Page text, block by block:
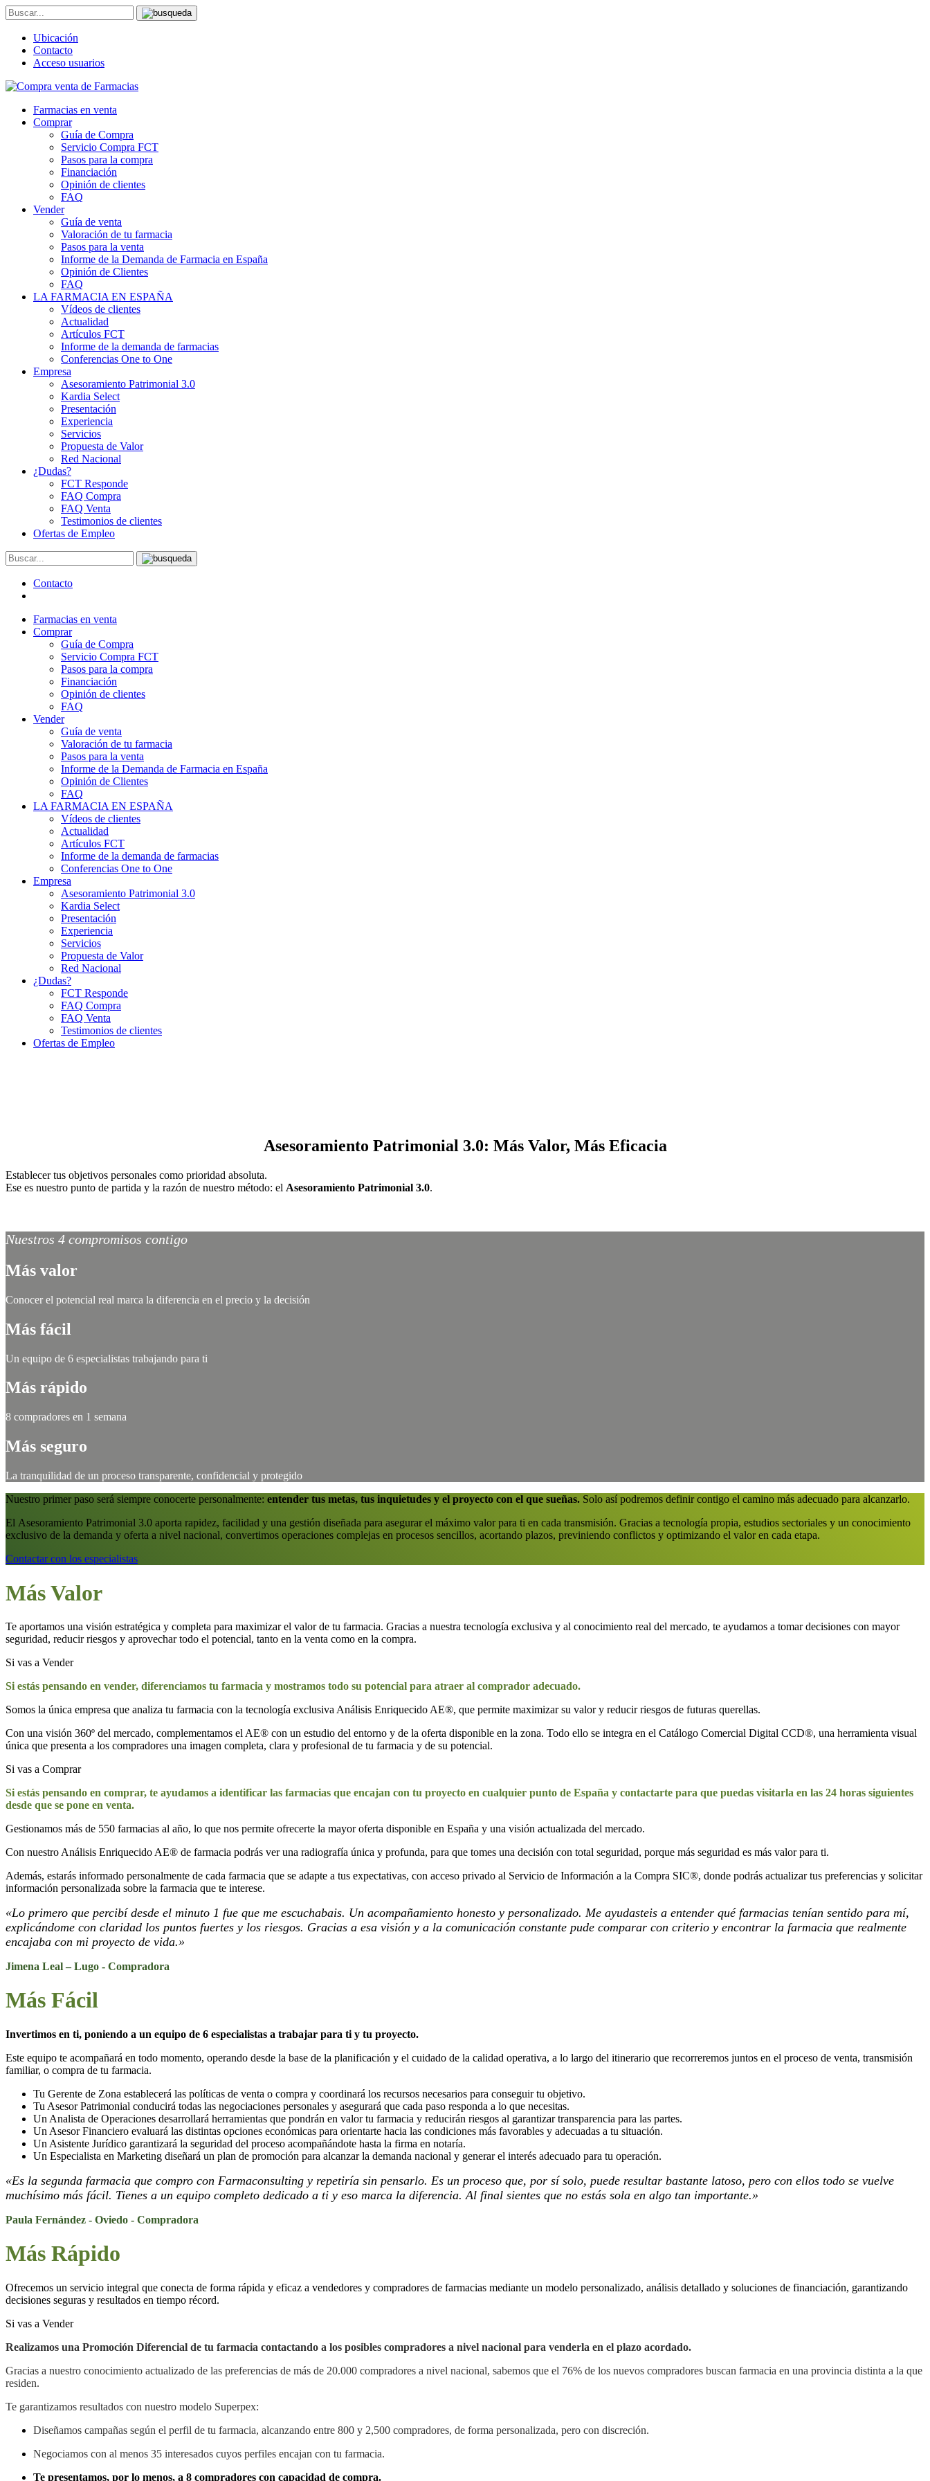
Ubicación
Contacto
Acceso usuarios
Farmacias en venta
Comprar
Guía de Compra
Servicio Compra FCT
Pasos para la compra
Financiación
Opinión de clientes
FAQ
Vender
Guía de venta
Valoración de tu farmacia
Pasos para la venta
Informe de la Demanda de Farmacia en España
Opinión de Clientes
FAQ
LA FARMACIA EN ESPAÑA
Vídeos de clientes
Actualidad
Artículos FCT
Informe de la demanda de farmacias
Conferencias One to One
Empresa
Asesoramiento Patrimonial 3.0
Kardia Select
Presentación
Experiencia
Servicios
Propuesta de Valor
Red Nacional
¿Dudas?
FCT Responde
FAQ Compra
FAQ Venta
Testimonios de clientes
Ofertas de Empleo
Contacto
Farmacias en venta
Comprar
Guía de Compra
Servicio Compra FCT
Pasos para la compra
Financiación
Opinión de clientes
FAQ
Vender
Guía de venta
Valoración de tu farmacia
Pasos para la venta
Informe de la Demanda de Farmacia en España
Opinión de Clientes
FAQ
LA FARMACIA EN ESPAÑA
Vídeos de clientes
Actualidad
Artículos FCT
Informe de la demanda de farmacias
Conferencias One to One
Empresa
Asesoramiento Patrimonial 3.0
Kardia Select
Presentación
Experiencia
Servicios
Propuesta de Valor
Red Nacional
¿Dudas?
FCT Responde
FAQ Compra
FAQ Venta
Testimonios de clientes
Ofertas de Empleo
Asesoramiento Patrimonial 3.0: Más Valor, Más Eficacia
Establecer tus objetivos personales como prioridad absoluta.
Ese es nuestro punto de partida y la razón de nuestro método: el Asesoramiento Patrimonial 3.0.
Nuestros 4 compromisos contigo
Más valor
Conocer el potencial real marca la diferencia en el precio y la decisión
Más fácil
Un equipo de 6 especialistas trabajando para ti
Más rápido
8 compradores en 1 semana
Más seguro
La tranquilidad de un proceso transparente, confidencial y protegido
Nuestro primer paso será siempre conocerte personalmente: entender tus metas, tus inquietudes y el proyecto con el que sueñas. Solo así podremos definir contigo el camino más adecuado para alcanzarlo.
El Asesoramiento Patrimonial 3.0 aporta rapidez, facilidad y una gestión diseñada para asegurar el máximo valor para ti en cada transmisión. Gracias a tecnología propia, estudios sectoriales y un conocimiento
exclusivo de la demanda y oferta a nivel nacional, convertimos operaciones complejas en procesos sencillos, acortando plazos, previniendo conflictos y optimizando el valor en cada etapa.
Contactar con los especialistas
Más Valor
Te aportamos una visión estratégica y completa para maximizar el valor de tu farmacia. Gracias a nuestra tecnología exclusiva y al conocimiento real del mercado, te ayudamos a tomar decisiones con mayor
seguridad, reducir riesgos y aprovechar todo el potencial, tanto en la venta como en la compra.
Si vas a Vender
Si estás pensando en vender, diferenciamos tu farmacia y mostramos todo su potencial para atraer al comprador adecuado.
Somos la única empresa que analiza tu farmacia con la tecnología exclusiva Análisis Enriquecido AE®, que permite maximizar su valor y reducir riesgos de futuras querellas.
Con una visión 360º del mercado, complementamos el AE® con un estudio del entorno y de la oferta disponible en la zona. Todo ello se integra en el Catálogo Comercial Digital CCD®, una herramienta visual
única que presenta a los compradores una imagen completa, clara y profesional de tu farmacia y de su potencial.
Si vas a Comprar
Si estás pensando en comprar, te ayudamos a identificar las farmacias que encajan con tu proyecto en cualquier punto de España y contactarte para que puedas visitarla en las 24 horas siguientes
desde que se pone en venta.
Gestionamos más de 550 farmacias al año, lo que nos permite ofrecerte la mayor oferta disponible en España y una visión actualizada del mercado.
Con nuestro Análisis Enriquecido AE® de farmacia podrás ver una radiografía única y profunda, para que tomes una decisión con total seguridad, porque más seguridad es más valor para ti.
Además, estarás informado personalmente de cada farmacia que se adapte a tus expectativas, con acceso privado al Servicio de Información a la Compra SIC®, donde podrás actualizar tus preferencias y solicitar
información personalizada sobre la farmacia que te interese.
«Lo primero que percibí desde el minuto 1 fue que me escuchabais. Un acompañamiento honesto y personalizado. Me ayudasteis a entender qué farmacias tenían sentido para mí,
explicándome con claridad los puntos fuertes y los riesgos. Gracias a esa visión y a la comunicación constante pude comparar con criterio y encontrar la farmacia que realmente
encajaba con mi proyecto de vida.»
Jimena Leal – Lugo - Compradora
Más Fácil
Invertimos en ti, poniendo a un equipo de 6 especialistas a trabajar para ti y tu proyecto.
Este equipo te acompañará en todo momento, operando desde la base de la planificación y el cuidado de la calidad operativa, a lo largo del itinerario que recorreremos juntos en el proceso de venta, transmisión
familiar, o compra de tu farmacia.
Tu Gerente de Zona establecerá las políticas de venta o compra y coordinará los recursos necesarios para conseguir tu objetivo.
Tu Asesor Patrimonial conducirá todas las negociaciones personales y asegurará que cada paso responda a lo que necesitas.
Un Analista de Operaciones desarrollará herramientas que pondrán en valor tu farmacia y reducirán riesgos al garantizar transparencia para las partes.
Un Asesor Financiero evaluará las distintas opciones económicas para orientarte hacia las condiciones más favorables y adecuadas a tu situación.
Un Asistente Jurídico garantizará la seguridad del proceso acompañándote hasta la firma en notaría.
Un Especialista en Marketing diseñará un plan de promoción para alcanzar la demanda nacional y generar el interés adecuado para tu operación.
«Es la segunda farmacia que compro con Farmaconsulting y repetiría sin pensarlo. Es un proceso que, por sí solo, puede resultar bastante latoso, pero con ellos todo se vuelve
muchísimo más fácil. Tienes a un equipo completo dedicado a ti y eso marca la diferencia. Al final sientes que no estás sola en algo tan importante.»
Paula Fernández - Oviedo - Compradora
Más Rápido
Ofrecemos un servicio integral que conecta de forma rápida y eficaz a vendedores y compradores de farmacias mediante un modelo personalizado, análisis detallado y soluciones de financiación, garantizando
decisiones seguras y resultados en tiempo récord.
Si vas a Vender
Realizamos una Promoción Diferencial de tu farmacia contactando a los posibles compradores a nivel nacional para venderla en el plazo acordado.
Gracias a nuestro conocimiento actualizado de las preferencias de más de 20.000 compradores a nivel nacional, sabemos que el 76% de los nuevos compradores buscan farmacia en una provincia distinta a la que
residen.
Te garantizamos resultados con nuestro modelo Superpex:
Diseñamos campañas según el perfil de tu farmacia, alcanzando entre 800 y 2,500 compradores, de forma personalizada, pero con discreción.
Negociamos con al menos 35 interesados cuyos perfiles encajan con tu farmacia.
Te presentamos, por lo menos, a 8 compradores con capacidad de compra.